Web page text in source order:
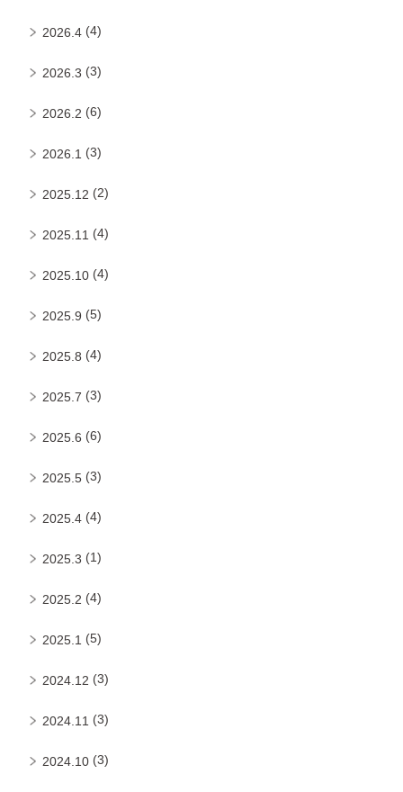
2026.4 (4)
2026.3 (3)
2026.2 (6)
2026.1 (3)
2025.12 (2)
2025.11 (4)
2025.10 (4)
2025.9 (5)
2025.8 (4)
2025.7 (3)
2025.6 (6)
2025.5 (3)
2025.4 (4)
2025.3 (1)
2025.2 (4)
2025.1 (5)
2024.12 (3)
2024.11 (3)
2024.10 (3)